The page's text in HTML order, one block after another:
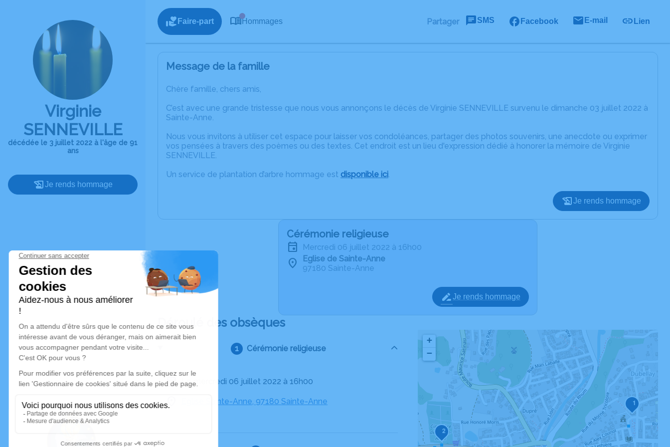
Virginie
SENNEVILLE
décédée le 3 juillet 2022 à l'âge de 91
ans
Je rends hommage
Faire-part Hommages Partager SMS Facebook E-mail Lien
Message de la famille
Chère famille, chers amis,
C’est avec une grande tristesse que nous vous annonçons le décès de Virginie SENNEVILLE survenu le dimanche 03 juillet 2022 à
Sainte-Anne.
Nous vous invitons à utiliser cet espace pour laisser vos condoléances, partager des photos souvenirs, une anecdote ou exprimer
vos pensées à travers des poèmes ou des textes. Cet endroit est un lieu d'expression dédié à honorer la mémoire de Virginie
SENNEVILLE.
Un service de plantation d’arbre hommage est disponible ici.
Je rends hommage
Cérémonie religieuse
mercredi 06 juillet 2022 à 16h00
Eglise de Sainte-Anne
97180 Sainte-Anne
Je rends hommage
Déroulé des obsèques
Cérémonie religieuse
Le mercredi 06 juillet 2022 à 16h00
Eglise Sainte-Anne, 97180 Sainte-Anne 1
2
+
−